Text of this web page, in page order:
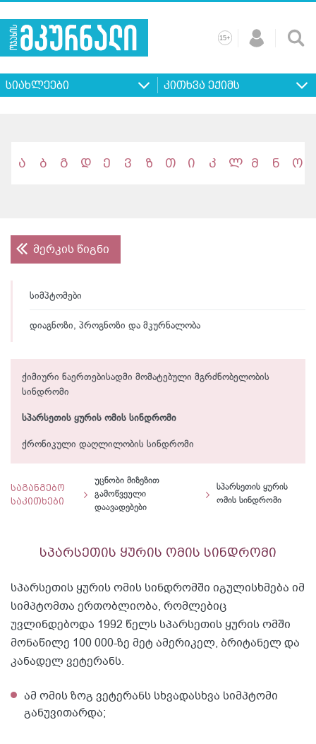
შესახებ ხშირად
კითხვები
15+
სიახლეები კითხვა ექიმს
ა ბ გ დ ე ვ ზ თ ი კ ლ მ ნ ო
მერკის წიგნი
სიმპტომები
დიაგნოზი, პროგნოზი და მკურნალობა
ქიმიური ნაერთებისადმი მომატებული მგრძნობელობის
სინდრომი
სპარსეთის ყურის ომის სინდრომი
ქრონიკული დაღლილობის სინდრომი
საგანგებო
საკითხები
უცნობი მიზეზით
გამოწვეული
დაავადებები
სპარსეთის ყურის
ომის სინდრომი
სპარსეთის ყურის ომის სინდრომი
სპარსეთის ყურის ომის სინდრომში იგულისხმება იმ
სიმპტომთა ერთობლიობა, რომლებიც
უვლინდებოდა 1992 წელს სპარსეთის ყურის ომში
მონაწილე 100 000-ზე მეტ ამერიკელ, ბრიტანელ და
კანადელ ვეტერანს.
ამ ომის ზოგ ვეტერანს სხვადასხვა სიმპტომი
განუვითარდა;